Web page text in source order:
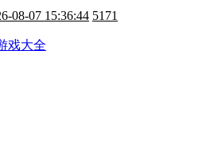
08-07 15:36:44 5171
戏大全